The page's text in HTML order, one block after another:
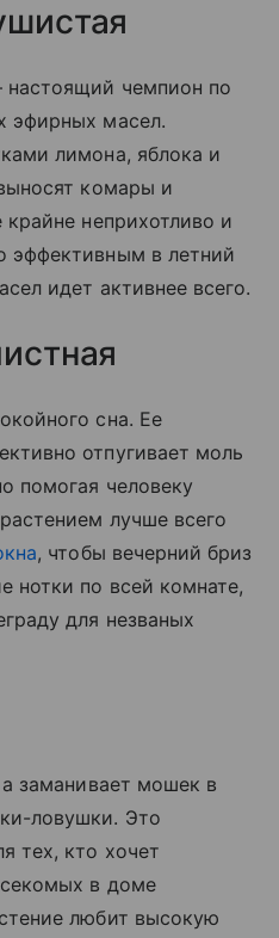
настоящий чемпион по
эфирных масел.
лимона, яблока и
комары и
крайне неприхотливо и
эффективным в летний
идет активнее всего.
сна. Ее
отпугивает моль
помогая человеку
лучше всего
, чтобы вечерний бриз
нотки по всей комнате,
для незваных
а заманивает мошек в
ловушки. Это
тех, кто хочет
в доме
любит высокую